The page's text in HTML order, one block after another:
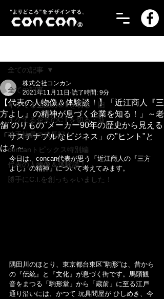
全ての記事
イケてる企業のC.I.を切る・旧
イケてる企業のC.I.を切る・新
若手社員の成長記！
concanトピックス特別編
代表の人物像＆体験談！
勝手にC.I.を創っちゃいました！
全ての記事
【代表の人物像＆体験談！】「近江商人『三
方よし』の精神が息づく企業を知る！」～老
舗"のりもの"メーカー90年の歴史から見える
「サステナブルなビジネス」の"ヒント"と
は？～
株式会社コンカン
2021年11月11日 読了時間: 9分
今日は、concan代表が思う「近江商人の『三方
よし』の精神」について考えてみます。
隅田川のほとり、東京都台東区"駒形"は、昔から
の『伝統』と『文化』が息づく街です。馬頭観
音をまつる「駒形堂」から「蔵前」に至る江戸
通り沿いには、かつて 玩具問屋が ひしめき、今